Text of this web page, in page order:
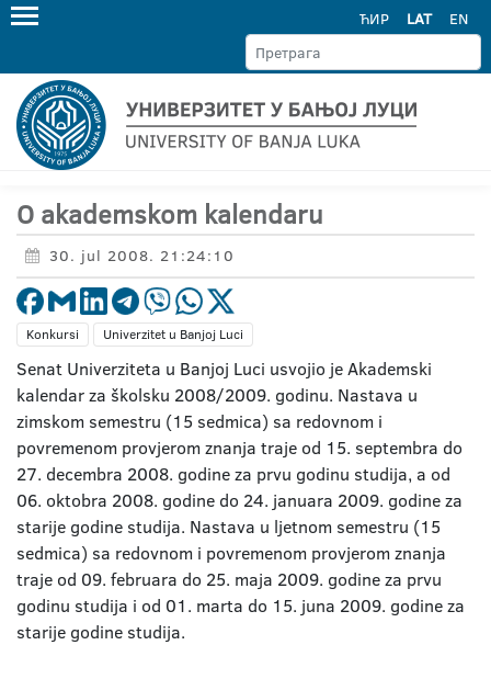
ЋИР LAT EN
O akademskom kalendaru
30. jul 2008. 21:24:10
Konkursi Univerzitet u Banjoj Luci
Senat Univerziteta u Banjoj Luci usvojio je Akademski
kalendar za školsku 2008/2009. godinu. Nastava u
zimskom semestru (15 sedmica) sa redovnom i
povremenom provjerom znanja traje od 15. septembra do
27. decembra 2008. godine za prvu godinu studija, a od
06. oktobra 2008. godine do 24. januara 2009. godine za
starije godine studija. Nastava u ljetnom semestru (15
sedmica) sa redovnom i povremenom provjerom znanja
traje od 09. februara do 25. maja 2009. godine za prvu
godinu studija i od 01. marta do 15. juna 2009. godine za
starije godine studija.